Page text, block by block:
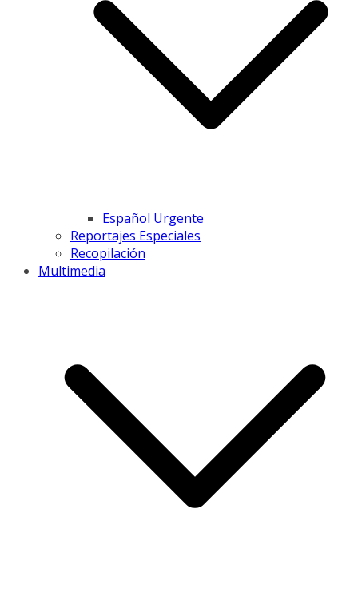
Español Urgente
Reportajes Especiales
Recopilación
Multimedia